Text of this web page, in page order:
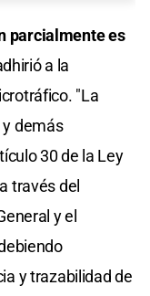
parcialmente es
a la
"La
demás
30 de la Ley
través del
y el
y trazabilidad de